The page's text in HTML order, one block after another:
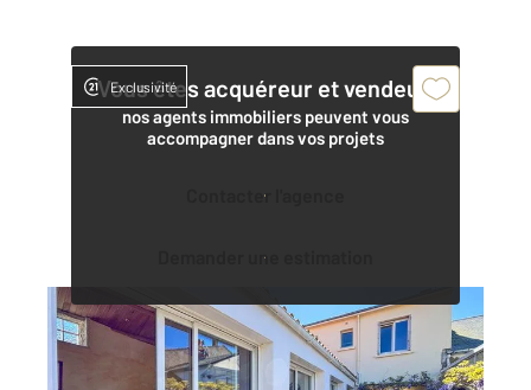
Vous êtes acquéreur et vendeur,
nos agents immobiliers peuvent vous
accompagner dans vos projets
Contacter l'agence
Demander une estimation
Exclusivité
LES SABLES D OLONNE 85
126,78 m2, 5 pièces
Ref : 1604